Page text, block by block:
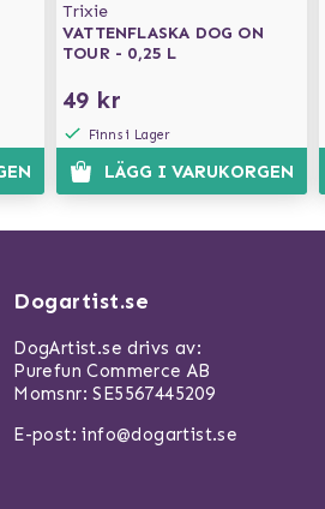
Trixie
VATTENFLASKA DOG ON
TOUR - 0,25 L
49 kr
Finns i Lager
LÄGG I VARUKORGEN
Dogartist.se
DogArtist.se drivs av:
Purefun Commerce AB
Momsnr: SE5567445209
E-post:info@dogartist.se